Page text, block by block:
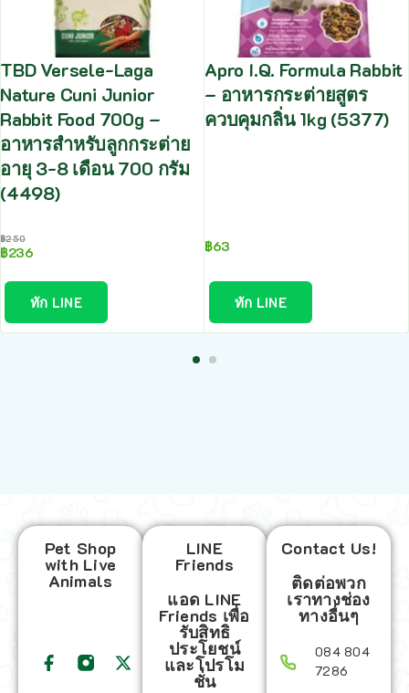
TBD Versele-Laga
Nature Cuni Junior
Rabbit Food 700g –
อาหารสำหรับลูกกระต่าย
อายุ 3-8 เดือน 700 กรัม
(4498)
฿250
฿236
ทัก LINE
Apro I.Q. Formula Rabbit
– อาหารกระต่ายสูตร
ควบคุมกลิ่น 1kg (5377)
฿63
ทัก LINE
Pet Shop
with Live
Animals
LINE
Friends
แอด LINE
Friends เพื่อ
รับสิทธิ
ประโยชน์
และโปรโม
ชั่น
Contact Us!
ติดต่อพวก
เราทางช่อง
ทางอื่นๆ
084 804
7286